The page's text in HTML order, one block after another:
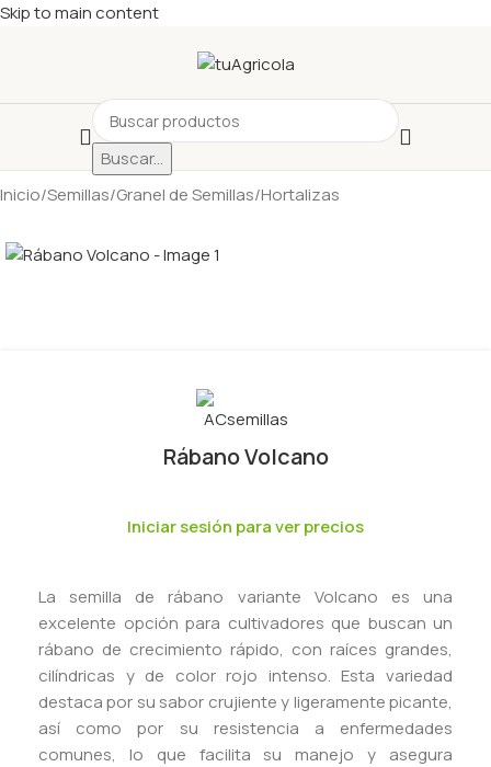
Skip to main content
Buscar...
Inicio/Semillas/Granel de Semillas/Hortalizas
Rábano Volcano
Iniciar sesión para ver precios
La semilla de rábano variante Volcano es una
excelente opción para cultivadores que buscan un
rábano de crecimiento rápido, con raíces grandes,
cilíndricas y de color rojo intenso. Esta variedad
destaca por su sabor crujiente y ligeramente picante,
así como por su resistencia a enfermedades
comunes, lo que facilita su manejo y asegura